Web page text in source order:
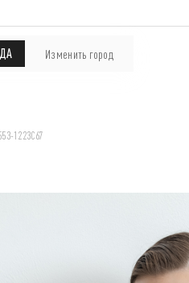
ДА Изменить город
1223C67